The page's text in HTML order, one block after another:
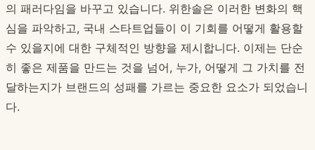
의 패러다임을 바꾸고 있습니다. 위한솔은 이러한 변화의 핵
심을 파악하고, 국내 스타트업들이 이 기회를 어떻게 활용할
수 있을지에 대한 구체적인 방향을 제시합니다. 이제는 단순
히 좋은 제품을 만드는 것을 넘어, 누가, 어떻게 그 가치를 전
달하는지가 브랜드의 성패를 가르는 중요한 요소가 되었습니
다.